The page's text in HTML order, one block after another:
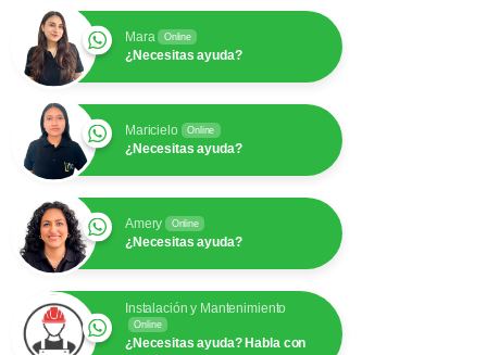
Mara Online
¿Necesitas ayuda?
Maricielo Online
¿Necesitas ayuda?
Amery Online
¿Necesitas ayuda?
Instalación y Mantenimiento
Online
¿Necesitas ayuda? Habla con